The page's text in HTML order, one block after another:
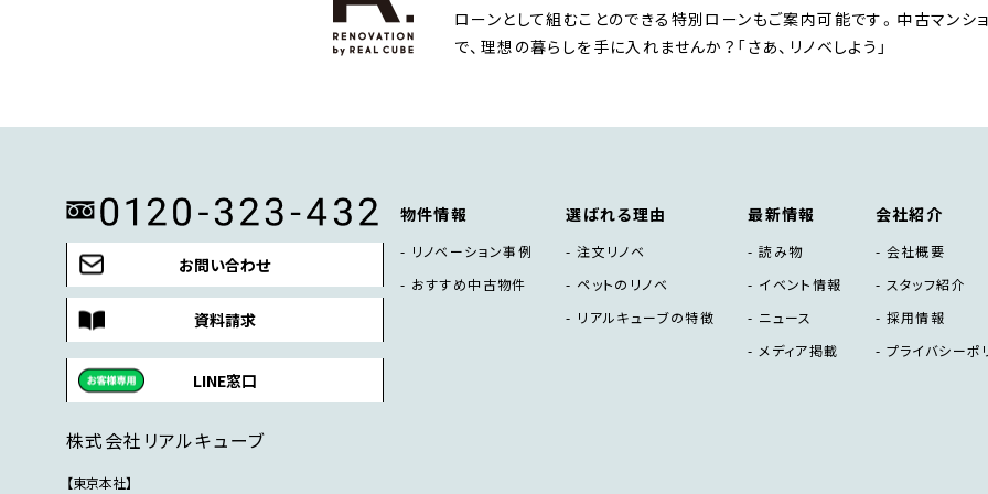
ローンとして組むことのできる特別ローンもご案内可能です。中古マンシ
で、理想の暮らしを手に入れませんか？「さあ、リノベしよう」
お問い合わせ
資料請求
LINE窓口
株式会社リアルキューブ
【東京本社】
物件情報
リノベーション事例
おすすめ中古物件
選ばれる理由
注文リノベ
ペットのリノベ
リアルキューブの特徴
最新情報
読み物
イベント情報
ニュース
メディア掲載
会社紹介
会社概要
スタッフ紹介
採用情報
プライバシーポ